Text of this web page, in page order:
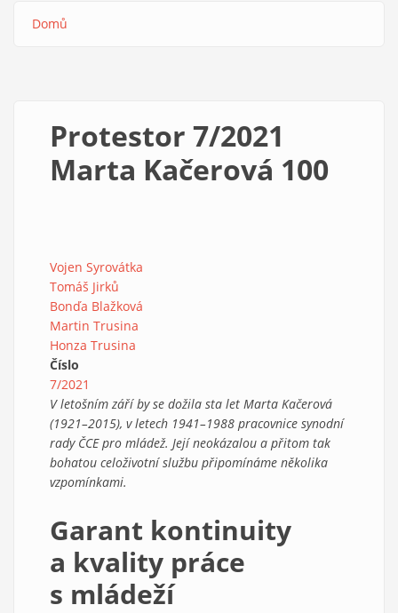
Domů
Protestor 7/2021
Marta Kačerová 100
Vojen Syrovátka
Tomáš Jirků
Bonďa Blažková
Martin Trusina
Honza Trusina
Číslo
7/2021
V letošním září by se dožila sta let Marta Kačerová
(1921–2015), v letech 1941–1988 pracovnice synodní
rady ČCE pro mládež. Její neokázalou a přitom tak
bohatou celoživotní službu připomínáme několika
vzpomínkami.
Garant kontinuity
a kvality práce
s mládeží